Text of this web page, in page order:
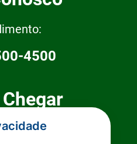
4500
de Primavera do